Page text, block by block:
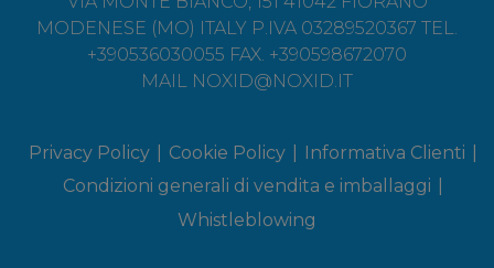
MODENESE (MO) ITALY P.IVA 03289520367 TEL.
+390536030055 FAX. +390598672070
MAIL
NOXID@NOXID.IT
Privacy Policy Cookie Policy
Informativa Clienti
Condizioni generali di vendita e imballaggi
Whistleblowing